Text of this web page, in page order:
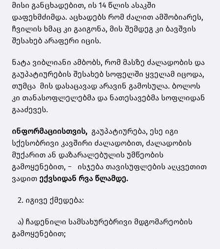
მისი განცხადებით, ის 14 წლის ასაკში
დაფეხმძიმდა. აცხადებს რომ ძალით ამშობიარეს,
ჩვილის ხმაც კი გაიგონა, მის შემდეგ კი ბავშვის
შესახებ არაფერი იცის.
ნატა ვიბლიანი ამბობს, რომ მასზე ძალადობის და
გაუპატიურების შესახებ სოფელში ყველამ იცოდა,
თუმცა მის დასაცავად არავინ გამოსულა. ბოლოს
კი თანასოფლელებმა და ნათესავებმა სოფლიდან
გააძევეს.
ინფორმაციისთვის, გაუპატიურება, ესე იგი
სქესობრივი კავშირი ძალადობით, ძალადობის
მუქარით ან დაზარალებულის უმწეობის
გამოყენებით, − ისჯება თავისუფლების აღკვეთით
ვადით ექვსიდან რვა წლამდე.
2. იგივე ქმედება:
ა) ჩადენილი სამსახურებრივი მდგომარეობის
გამოყენებით;